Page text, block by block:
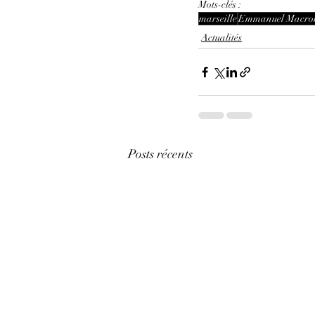
Mots-clés :
marseilleEmmanuel
Actualités
Posts récents